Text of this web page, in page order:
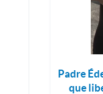
Padre
que